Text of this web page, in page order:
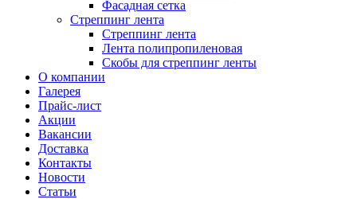
Фасадная сетка
Стреппинг лента
Стреппинг лента
Лента полипропиленовая
Скобы для стреппинг ленты
О компании
Галерея
Прайс-лист
Акции
Вакансии
Доставка
Контакты
Новости
Статьи